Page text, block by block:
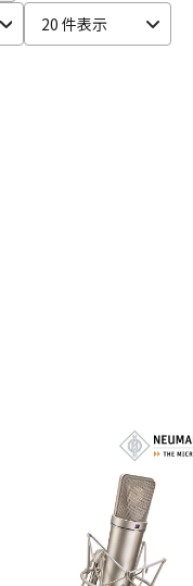
レコーディング機器
20 件表示